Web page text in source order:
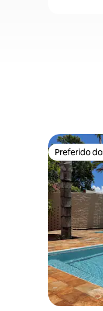
Preferido
Preferido